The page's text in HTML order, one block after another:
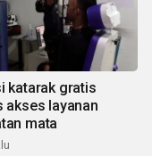
katarak gratis
akses layanan
mata